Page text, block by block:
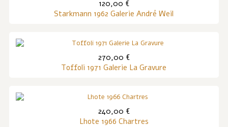
120,00 €
Starkmann 1962 Galerie André Weil
270,00 €
Toffoli 1971 Galerie La Gravure
240,00 €
Lhote 1966 Chartres